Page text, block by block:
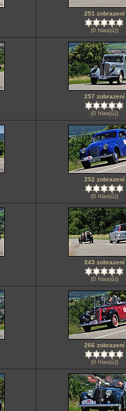
251 zobrazení
(0 hlas(ů))
257 zobrazení
(0 hlas(ů))
252 zobrazení
(0 hlas(ů))
243 zobrazení
(0 hlas(ů))
266 zobrazení
(0 hlas(ů))